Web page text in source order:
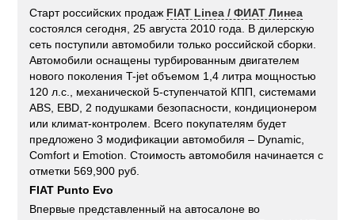
Старт российских продаж FIAT Linea / ФИАТ Линеа
состоялся сегодня, 25 августа 2010 года. В дилерскую
сеть поступили автомобили только российской сборки.
Автомобили оснащены турбированным двигателем
нового поколения T-jet объемом 1,4 литра мощностью
120 л.с., механической 5-ступенчатой КПП, системами
ABS, EBD, 2 подушками безопасности, кондиционером
или климат-контролем. Всего покупателям будет
предложено 3 модификации автомобиля – Dynamic,
Comfort и Emotion. Стоимость автомобиля начинается с
отметки 569,900 руб.
FIAT Punto Evo
Впервые представленный на автосалоне во